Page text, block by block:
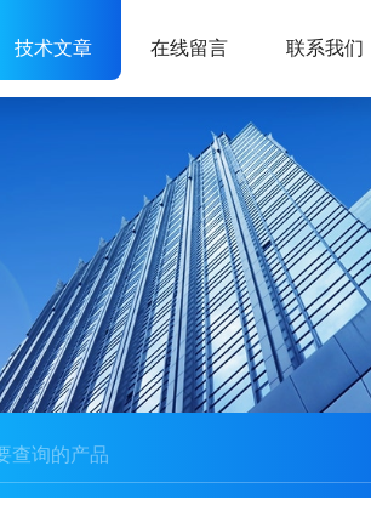
技术文章 在线留言 联系我们